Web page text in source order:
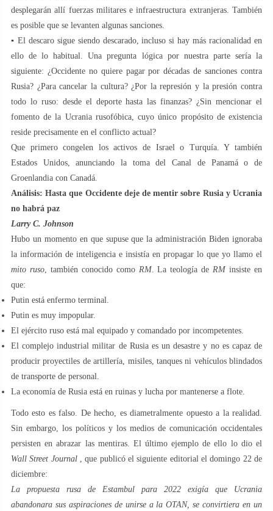
desplegarán allí fuerzas militares e infraestructura extranjeras. También
es posible que se levanten algunas sanciones.
▪️ El descaro sigue siendo descarado, incluso si hay más racionalidad en
ello de lo habitual. Una pregunta lógica por nuestra parte sería la
siguiente: ¿Occidente no quiere pagar por décadas de sanciones contra
Rusia? ¿Para cancelar la cultura? ¿Por la represión y la presión contra
todo lo ruso: desde el deporte hasta las finanzas? ¿Sin mencionar el
fomento de la Ucrania rusofóbica, cuyo único propósito de existencia
reside precisamente en el conflicto actual?
Que primero congelen los activos de Israel o Turquía. Y también
Estados Unidos, anunciando la toma del Canal de Panamá o de
Groenlandia con Canadá.
Análisis: Hasta que Occidente deje de mentir sobre Rusia y Ucrania
no habrá paz
Larry C. Johnson
Hubo un momento en que supuse que la administración Biden ignoraba
la información de inteligencia e insistía en propagar lo que yo llamo el
mito ruso, también conocido como RM. La teología de RM insiste en
que:
Putin está enfermo terminal.
Putin es muy impopular.
El ejército ruso está mal equipado y comandado por incompetentes.
El complejo industrial militar de Rusia es un desastre y no es capaz de
producir proyectiles de artillería, misiles, tanques ni vehículos blindados
de transporte de personal.
La economía de Rusia está en ruinas y lucha por mantenerse a flote.
Todo esto es falso. De hecho, es diametralmente opuesto a la realidad.
Sin embargo, los políticos y los medios de comunicación occidentales
persisten en abrazar las mentiras. El último ejemplo de ello lo dio el
Wall Street Journal, que publicó el siguiente editorial el domingo 22 de
diciembre:
La propuesta rusa de Estambul para 2022 exigía que Ucrania
abandonara sus aspiraciones de unirse a la OTAN, se convirtiera en un